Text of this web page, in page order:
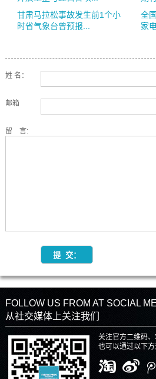
甘肃马拉松事故发生前1个小
时省气象台曾预报...
全
家
姓 名：
邮箱
留 言:
FOLLOW US FROM AT SOCIAL
从社交媒体上关注我们
关注官方二维码
也可以通过以下方